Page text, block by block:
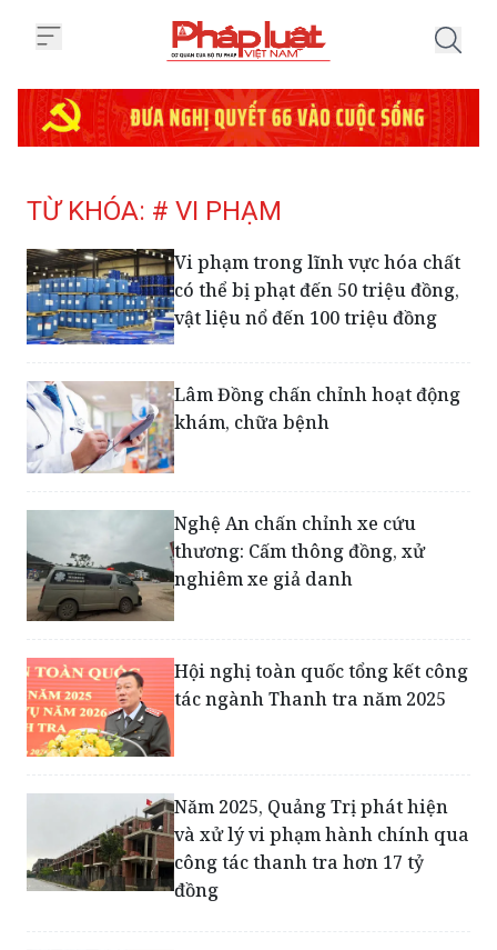
TỪ KHÓA: # VI PHẠM
Vi phạm trong lĩnh vực hóa chất
có thể bị phạt đến 50 triệu đồng,
vật liệu nổ đến 100 triệu đồng
Lâm Đồng chấn chỉnh hoạt động
Nghệ An chấn chỉnh xe cứu
thương: Cấm thông đồng, xử
nghiêm xe giả danh
Hội nghị toàn quốc tổng kết công
tác ngành Thanh tra năm 2025
Năm 2025, Quảng Trị phát hiện
và xử lý vi phạm hành chính qua
công tác thanh tra hơn 17 tỷ
đồng